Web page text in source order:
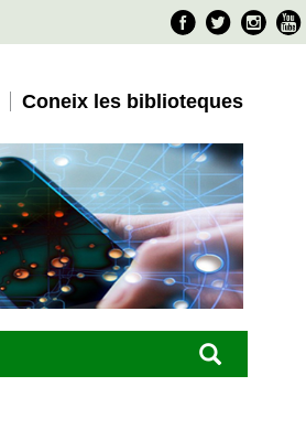
Twitter
Coneix les biblioteques